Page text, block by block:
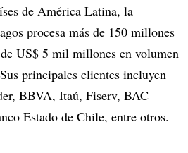
de América Latina, la
procesa más de 150 millones
US$ 5 mil millones en volumen
principales clientes incluyen
BBVA, Itaú, Fiserv, BAC
Estado de Chile, entre otros.